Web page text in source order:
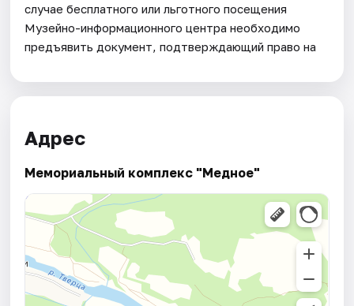
случае бесплатного или льготного посещения
Музейно-информационного центра необходимо
предъявить документ, подтверждающий право на
Адрес
Мемориальный комплекс "Медное"